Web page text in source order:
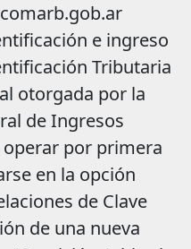
e ingreso
Tributaria
otorgada por la
de Ingresos
operar por primera
en la opción
de Clave
de una nueva